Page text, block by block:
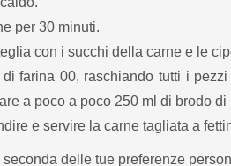
per 30 minuti.
con i succhi della carne e le
di farina 00, raschiando tutti i
a poco a poco 250 ml di brodo di
e servire la carne tagliata a
delle tue preferenze